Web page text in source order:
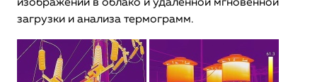
изображений в облако и удаленной мгновенной
загрузки и анализа термограмм.